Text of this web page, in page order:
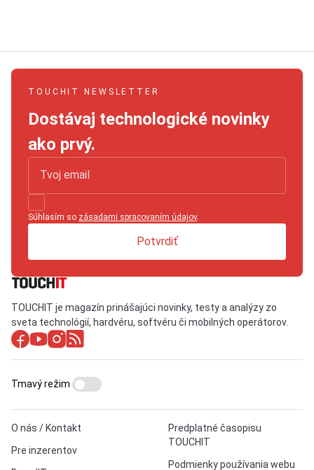
TOUCHIT NEWSLETTER
Dostávaj technologické novinky
ako prvý.
Súhlasím so zásadami spracovaním údajov.
Potvrdiť
TOUCHIT je magazín prinášajúci novinky, testy a analýzy zo
sveta technológií, hardvéru, softvéru či mobilných operátorov.
O nás / Kontakt
Pre inzerentov
Predplatné časopisu
TOUCHIT
Podmienky používania webu
Tmavý režim